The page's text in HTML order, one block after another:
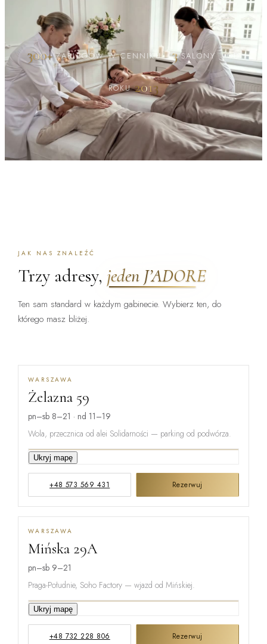
300+ ZABIEGÓW W CENNIKU·3 SALONY·OD
ROKU 2013
JAK NAS ZNALEŹĆ
Trzy adresy, jeden J’ADORE
Ten sam standard w każdym gabinecie. Wybierz ten, do
którego masz bliżej.
WARSZAWA
Żelazna 59
pn–sb 8–21 · nd 11–19
Wola, przecznica od alei Solidarności — parking od podwórza.
GRZYBOWSKA
ŻELAZNA
Ukryj mapę
+48 573 569 431 Rezerwuj
WARSZAWA
Mińska 29A
pn–sb 9–21
Praga-Południe, Soho Factory — wjazd od Mińskiej.
ŻUPNICZA
Ukryj mapę
+48 732 228 806 Rezerwuj